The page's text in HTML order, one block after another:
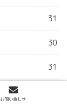
31
30
31
お問い合わせ